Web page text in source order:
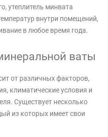
утеплитель минвата
внутри помещений,
в любое время года.
ваты
от различных факторов,
климатические условия и
Существует несколько
из которых имеет свои